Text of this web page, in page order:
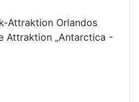
Attraktion Orlandos
Attraktion „Antarctica -